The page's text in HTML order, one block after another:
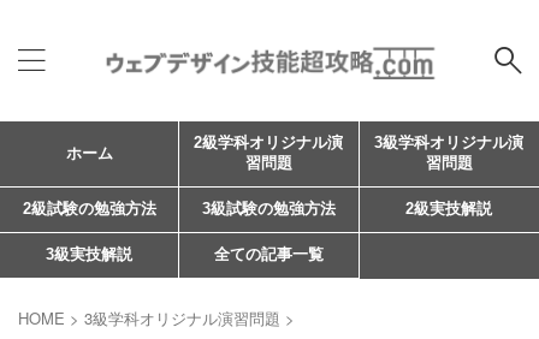
ホーム
2級学科オリジナル演
習問題
3級学科オリジナル演
習問題
2級試験の勉強方法 3級試験の勉強方法 2級実技解説
3級実技解説 全ての記事一覧
HOME > 3級学科オリジナル演習問題 >